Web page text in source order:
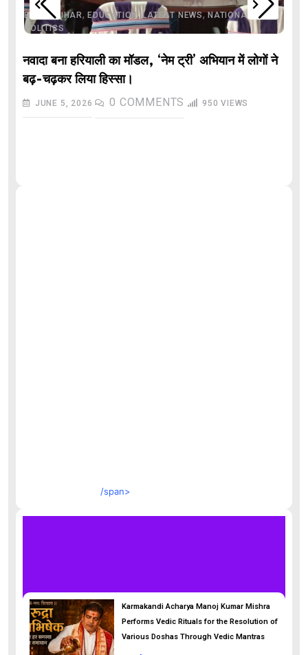
BIHAR,BIHAR, EDUCATION ,LATEST NEWS,NATIONAL
POLITICS
नवादा बना हरियाली का मॉडल, ‘नेम ट्री’ अभियान में लोगों ने
बढ़-चढ़कर लिया हिस्सा।
JUNE 5, 2026 0 COMMENTS 950 VIEWS
/span>
Karmakandi Acharya Manoj Kumar Mishra
Performs Vedic Rituals for the Resolution of
Various Doshas Through Vedic Mantras